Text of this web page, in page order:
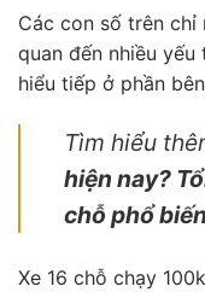
Các con số trên
quan đến nhiều
hiểu tiếp ở phần
Tìm hiểu
hiện nay?
chỗ phổ biến
Xe 16 chỗ chạy